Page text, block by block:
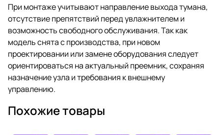
При монтаже учитывают направление выхода тумана,
отсутствие препятствий перед увлажнителем и
возможность свободного обслуживания. Так как
модель снята с производства, при новом
проектировании или замене оборудования следует
ориентироваться на актуальный преемник, сохраняя
назначение узла и требования к внешнему
управлению.
Похожие товары